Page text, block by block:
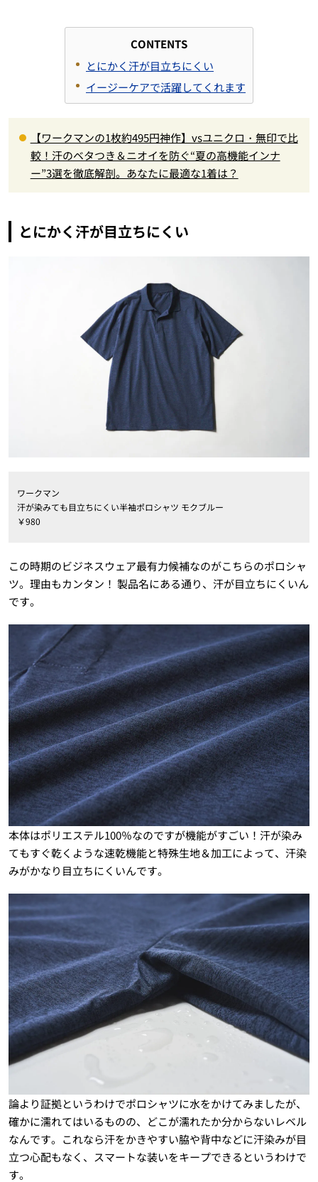
CONTENTS
とにかく汗が目立ちにくい
イージーケアで活躍してくれます
【ワークマンの1枚約495円神作】vsユニクロ・無印で比
較！汗のベタつき＆ニオイを防ぐ“夏の高機能インナ
ー”3選を徹底解剖。あなたに最適な1着は？
とにかく汗が目立ちにくい
ワークマン
汗が染みても目立ちにくい半袖ポロシャツ モクブルー
￥980
この時期のビジネスウェア最有力候補なのがこちらのポロシャ
ツ。理由もカンタン！ 製品名にある通り、汗が目立ちにくいん
です。
本体はポリエステル100％なのですが機能がすごい！汗が染み
てもすぐ乾くような速乾機能と特殊生地＆加工によって、汗染
みがかなり目立ちにくいんです。
論より証拠というわけでポロシャツに水をかけてみましたが、
確かに濡れてはいるものの、どこが濡れたか分からないレベル
なんです。これなら汗をかきやすい脇や背中などに汗染みが目
立つ心配もなく、スマートな装いをキープできるというわけで
す。